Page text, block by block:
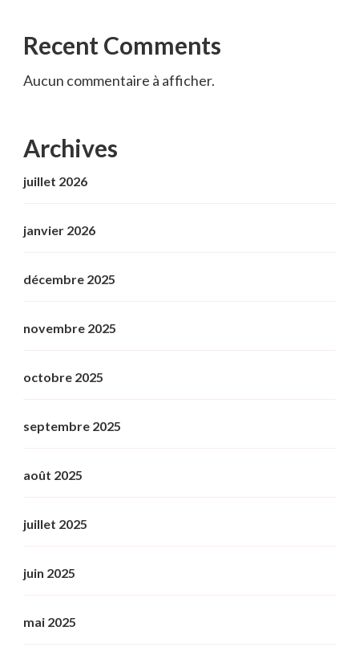
Recent Comments
Aucun commentaire à afficher.
Archives
juillet 2026
janvier 2026
décembre 2025
novembre 2025
octobre 2025
septembre 2025
août 2025
juillet 2025
juin 2025
mai 2025